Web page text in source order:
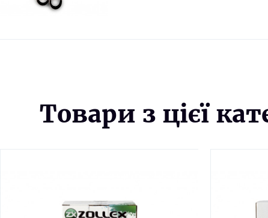
Товари з цієї